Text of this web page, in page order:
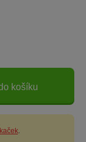
košíku
kaček.